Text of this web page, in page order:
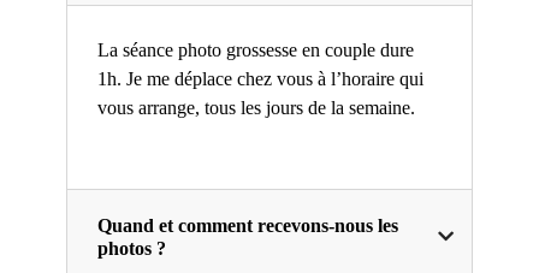
La séance photo grossesse en couple dure
1h. Je me déplace chez vous à l’horaire qui
vous arrange, tous les jours de la semaine.
Quand et comment recevons-nous les
photos ?